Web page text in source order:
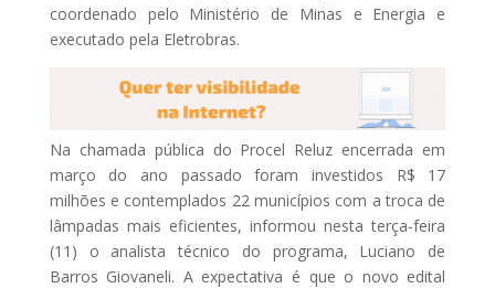
coordenado pelo Ministério de Minas e Energia e
executado pela Eletrobras.
Na chamada pública do Procel Reluz encerrada em
março do ano passado foram investidos R$ 17
milhões e contemplados 22 municípios com a troca de
lâmpadas mais eficientes, informou nesta terça-feira
(11) o analista técnico do programa, Luciano de
Barros Giovaneli. A expectativa é que o novo edital